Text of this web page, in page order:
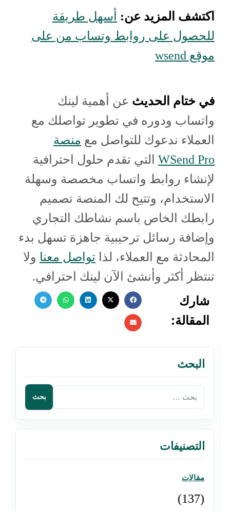
اكتشف المزيد عن:
أسهل طريقة
للحصول على روابط وتساب من على
موقع wsend
في ختام الحديث عن أهمية لينك
واتساب ودوره في تطوير تواصلك مع
العملاء ندعوك للتواصل مع منصة
WSend Pro التي تقدم حلول احترافية
لإنشاء روابط واتساب مخصصة وسهلة
الاستخدام، وتتيح لك المنصة تصميم
رابطك الخاص باسم نشاطك التجاري
وإضافة رسائل ترحيبية جاهزة تسهل بدء
المحادثة مع العملاء، لذا تواصل معنا ولا
تنتظر أكثر وأنشئ الآن لينك احترافي.
شارك
المقالة:
البحث
التصنيفات
مقالات
(137)